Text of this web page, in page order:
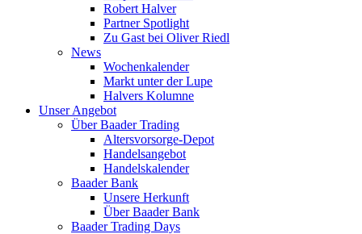
Robert Halver
Partner Spotlight
Zu Gast bei Oliver Riedl
News
Wochenkalender
Markt unter der Lupe
Halvers Kolumne
Unser Angebot
Über Baader Trading
Altersvorsorge-Depot
Handelsangebot
Handelskalender
Baader Bank
Unsere Herkunft
Über Baader Bank
Baader Trading Days